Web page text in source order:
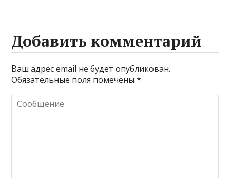
Добавить комментарий
Ваш адрес email не будет опубликован.
Обязательные поля помечены*